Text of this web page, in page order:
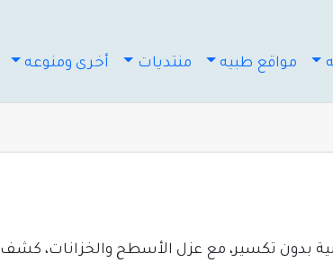
مواقع طبيه منتديات أخرى ومنوعه
بدون تكسير، مع عزل الأسطح والخزانات، كشف